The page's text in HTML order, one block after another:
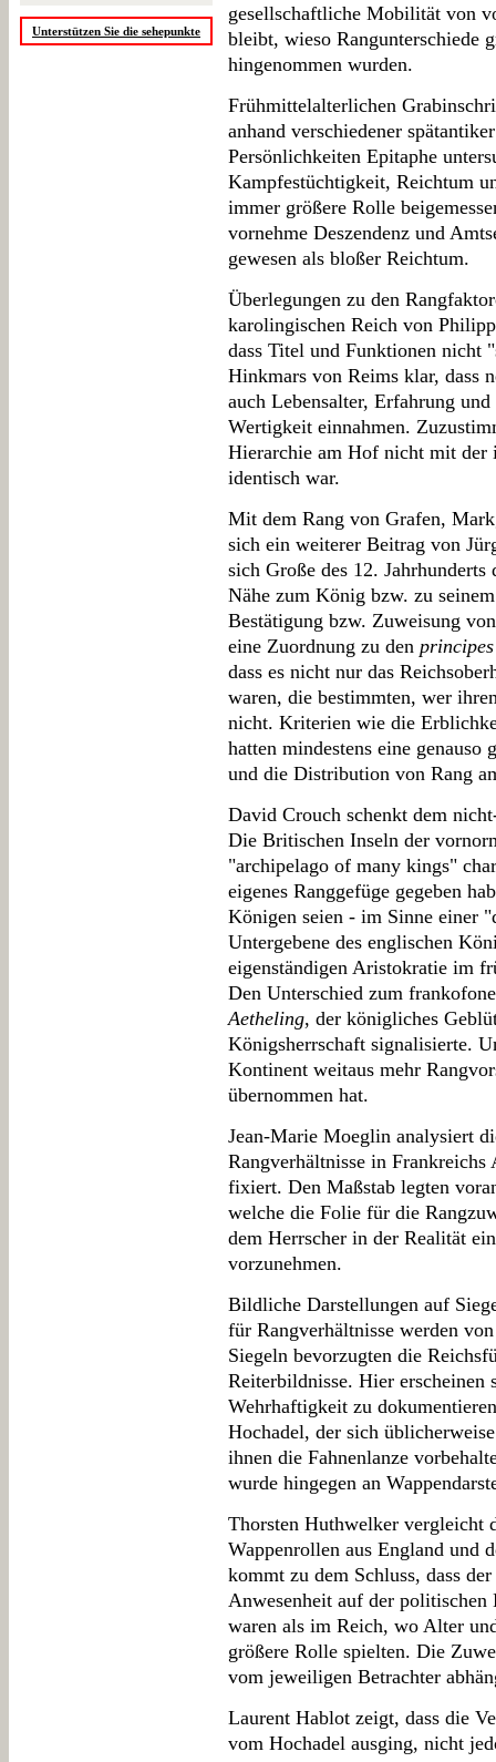
Unterstützen Sie die sehepunkte
gesellschaftliche Mobilität von
bleibt, wieso Rangunterschiede
hingenommen wurden.
Frühmittelalterlichen
anhand verschiedener
Persönlichkeiten Epitaphe
Kampfestüchtigkeit, Reichtum
immer größere Rolle
vornehme Deszendenz und
gewesen als bloßer Reichtum.
Überlegungen zu den
karolingischen Reich von
dass Titel und Funktionen nicht
Hinkmars von Reims klar, dass
auch Lebensalter, Erfahrung
Wertigkeit einnahmen.
Hierarchie am Hof nicht mit der
identisch war.
Mit dem Rang von Grafen,
sich ein weiterer Beitrag von
sich Große des 12.
Nähe zum König bzw. zu
Bestätigung bzw. Zuweisung
eine Zuordnung zu den principes
dass es nicht nur das
waren, die bestimmten, wer
nicht. Kriterien wie die
hatten mindestens eine
und die Distribution von Rang
David Crouch schenkt dem
Die Britischen Inseln der
"archipelago of many kings"
eigenes Ranggefüge gegeben
Königen seien - im Sinne einer
Untergebene des englischen
eigenständigen Aristokratie im
Den Unterschied zum
Aetheling, der königliches
Königsherrschaft signalisierte.
Kontinent weitaus mehr
übernommen hat.
Jean-Marie Moeglin analysiert
Rangverhältnisse in
fixiert. Den Maßstab legten
welche die Folie für die
dem Herrscher in der Realität
vorzunehmen.
Bildliche Darstellungen auf
für Rangverhältnisse werden
Siegeln bevorzugten die
Reiterbildnisse. Hier erscheinen
Wehrhaftigkeit zu
Hochadel, der sich
ihnen die Fahnenlanze
wurde hingegen an
Thorsten Huthwelker vergleicht
Wappenrollen aus England und
kommt zu dem Schluss, dass
Anwesenheit auf der politischen
waren als im Reich, wo Alter
größere Rolle spielten. Die
vom jeweiligen Betrachter
Laurent Hablot zeigt, dass die
vom Hochadel ausging, nicht